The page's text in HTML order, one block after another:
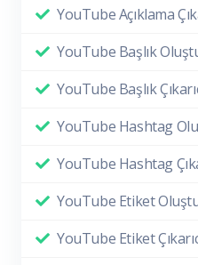
YouTube Açıklama
YouTube Başlık
YouTube Başlık
YouTube Hashtag
YouTube Hashtag
YouTube Etiket
YouTube Etiket